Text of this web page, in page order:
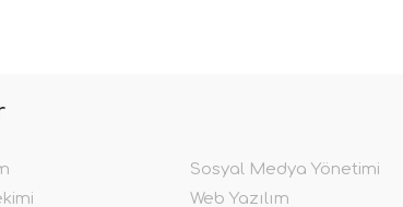
Sosyal Medya Yönetimi
Web Yazılım